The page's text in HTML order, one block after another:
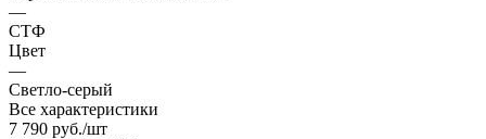
—
СТФ
Цвет
—
Светло-серый
Все характеристики
7 790 руб./шт